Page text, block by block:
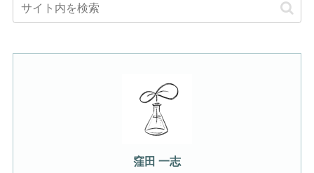
窪田 一志